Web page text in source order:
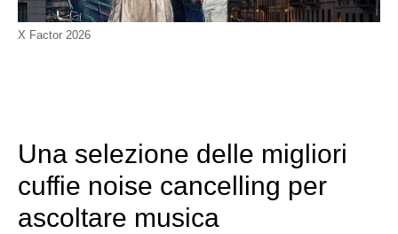
X Factor 2026
Una selezione delle migliori
cuffie noise cancelling per
ascoltare musica